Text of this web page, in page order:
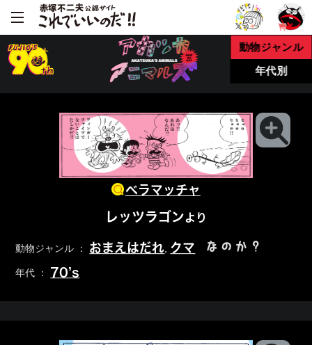
動物ジャンル
年代別
ベラマッチャ
レッツラゴンより
動物ジャンル ： おまえはだれ クマ なのか？
年代 ： 70’s